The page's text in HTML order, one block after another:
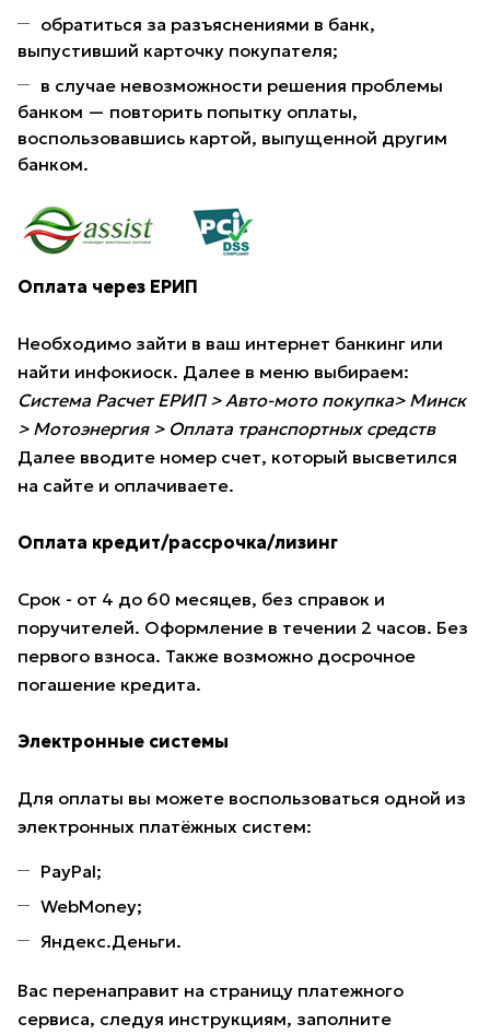
обратиться за разъяснениями в банк,
выпустивший карточку покупателя;
в случае невозможности решения проблемы
банком — повторить попытку оплаты,
воспользовавшись картой, выпущенной другим
банком.
Оплата через ЕРИП
Необходимо зайти в ваш интернет банкинг или
найти инфокиоск. Далее в меню выбираем:
Система Расчет ЕРИП > Авто-мото покупка> Минск
> Мотоэнергия > Оплата транспортных средств
Далее вводите номер счет, который высветился
на сайте и оплачиваете.
Оплата кредит/рассрочка/лизинг
Срок - от 4 до 60 месяцев, без справок и
поручителей. Оформление в течении 2 часов. Без
первого взноса. Также возможно досрочное
погашение кредита.
Электронные системы
Для оплаты вы можете воспользоваться одной из
электронных платёжных систем:
PayPal;
WebMoney;
Яндекс.Деньги.
Вас перенаправит на страницу платежного
сервиса, следуя инструкциям, заполните